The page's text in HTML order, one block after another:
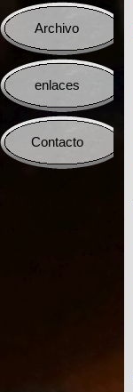
Archivo
enlaces
Contacto